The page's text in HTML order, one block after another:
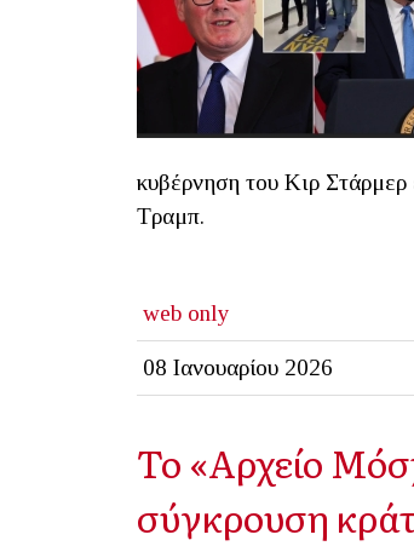
κυβέρνηση του Κιρ
Τραμπ.
web only
08 Ιανουαρίου 2026
Το «Αρχείο
σύγκρουση